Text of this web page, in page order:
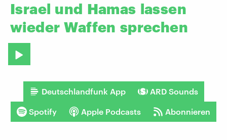
Israel und Hamas lassen
wieder Waffen sprechen
Deutschlandfunk App ARD Sounds
Spotify Apple Podcasts Abonnieren